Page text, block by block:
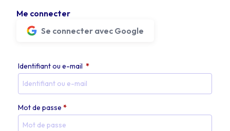
Me connecter
Se connecter avec Google
Identifiant ou e-mail *
Mot de passe *